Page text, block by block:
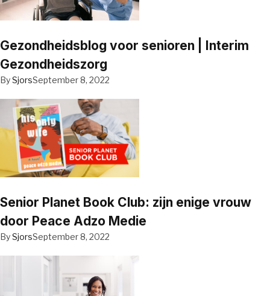
Gezondheidsblog voor senioren | Interim
Gezondheidszorg
BySjorsSeptember 8, 2022
Senior Planet Book Club: zijn enige vrouw
door Peace Adzo Medie
BySjorsSeptember 8, 2022